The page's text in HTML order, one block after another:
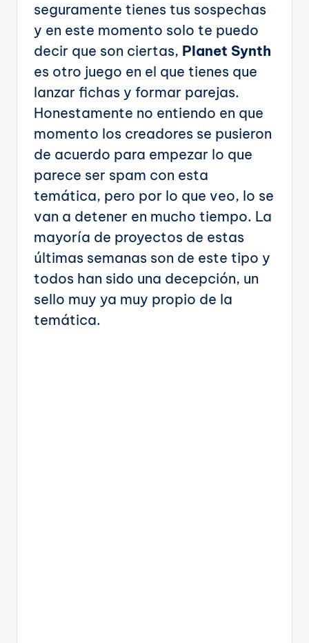
seguramente tienes tus sospechas
y en este momento solo te puedo
decir que son ciertas, Planet Synth
es otro juego en el que tienes que
lanzar fichas y formar parejas.
Honestamente no entiendo en que
momento los creadores se pusieron
de acuerdo para empezar lo que
parece ser spam con esta
temática, pero por lo que veo, lo se
van a detener en mucho tiempo. La
mayoría de proyectos de estas
últimas semanas son de este tipo y
todos han sido una decepción, un
sello muy ya muy propio de la
temática.